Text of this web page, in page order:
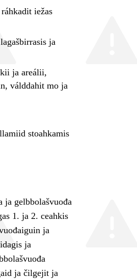
iežas
ja
ja areálii,
válddahitmo ja
stoahkamis
ja gelbbolašvuođa
1. ja 2. ceahkis
ja
ja
ja čilgejit ja